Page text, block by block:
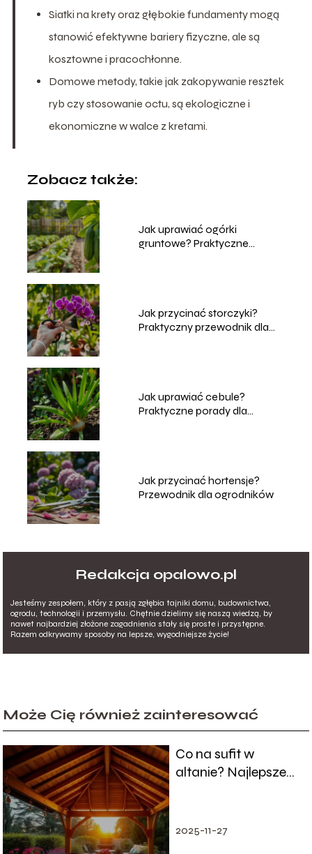
Siatki na krety oraz głębokie fundamenty mogą
stanowić efektywne bariery fizyczne, ale są
kosztowne i pracochłonne.
Domowe metody, takie jak zakopywanie resztek
ryb czy stosowanie octu, są ekologiczne i
ekonomiczne w walce z kretami.
Zobacz także:
Jak uprawiać ogórki
gruntowe? Praktyczne
Jak przycinać storczyki?
Praktyczny przewodnik dla
Jak uprawiać cebule?
Praktyczne porady dla
Jak przycinać hortensje?
Przewodnik dla ogrodników
Redakcja opalowo.pl
Jesteśmy zespołem, który z pasją zgłębia tajniki domu, budownictwa,
ogrodu, technologii i przemysłu. Chętnie dzielimy się naszą wiedzą, by
nawet najbardziej złożone zagadnienia stały się proste i przystępne.
Razem odkrywamy sposoby na lepsze, wygodniejsze życie!
Może Cię również zainteresować
Co na sufit w
altanie? Najlepsze
2025-11-27